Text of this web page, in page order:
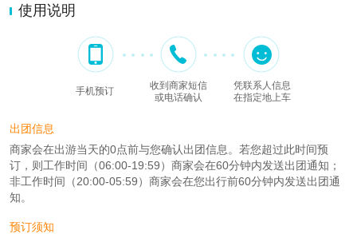
使用说明
手机预订
收到商家短信
或电话确认
凭联系人信息
在指定地上车
出团信息
商家会在出游当天的0点前与您确认出团信息。若您超过此时间预
订，则工作时间（06:00-19:59）商家会在60分钟内发送出团通知；
非工作时间（20:00-05:59）商家会在您出行前60分钟内发送出团通
知。
预订须知